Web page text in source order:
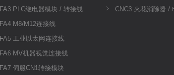
FA3 PLC继电器模块 / 转接线
FA4 M8/M12连接线
FA5 工业以太网连接线
FA6 MV机器视觉连接线
FA7 伺服CN1转接模块
CNC3 火花消除器 /